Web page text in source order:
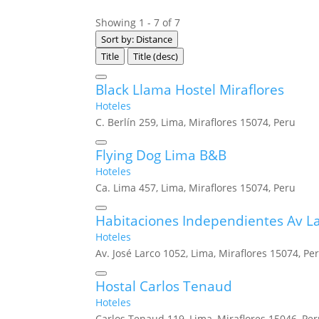
Showing 1 - 7 of 7
Sort by: Distance
Title
Title (desc)
Black Llama Hostel Miraflores
Hoteles
C. Berlín 259, Lima, Miraflores 15074, Peru
Flying Dog Lima B&B
Hoteles
Ca. Lima 457, Lima, Miraflores 15074, Peru
Habitaciones Independientes Av
Hoteles
Av. José Larco 1052, Lima, Miraflores 15074,
Hostal Carlos Tenaud
Hoteles